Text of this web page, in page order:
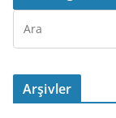
Arşivler